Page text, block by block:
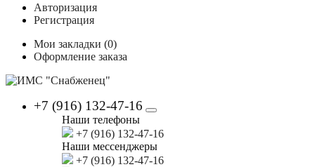
Авторизация
Регистрация
Мои закладки (0)
Оформление заказа
+7 (916) 132-47-16
Наши телефоны
+7 (916) 132-47-16
Наши мессенджеры
+7 (916) 132-47-16